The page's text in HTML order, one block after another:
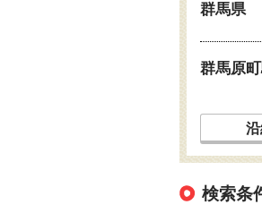
群馬県
群馬原
検索条